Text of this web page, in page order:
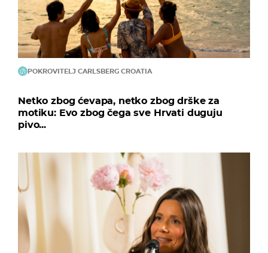
POKROVITELJ CARLSBERG CROATIA
Netko zbog ćevapa, netko zbog drške za
motiku: Evo zbog čega sve Hrvati duguju
pivo...